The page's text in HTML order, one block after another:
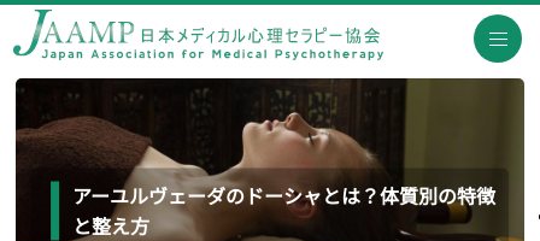
アーユルヴェーダのドーシャとは？体質別の特徴
と整え方